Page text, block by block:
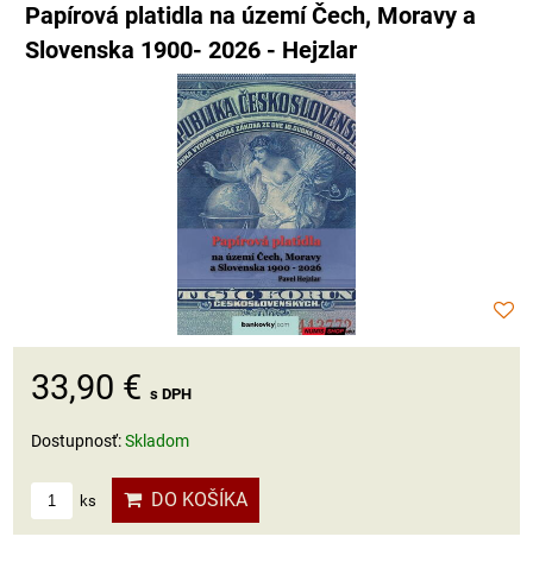
Papírová platidla na území Čech, Moravy a
Slovenska 1900- 2026 - Hejzlar
33,90 € s DPH
Dostupnosť:Skladom
ks DO KOŠÍKA